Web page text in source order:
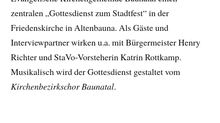
zentralen „Gottesdienst zum Stadtfest“ in der
Friedenskirche in Altenbauna. Als Gäste und
Interviewpartner wirken u.a. mit Bürgermeister Henry
Richter und StaVo-Vorsteherin Katrin Rottkamp.
Musikalisch wird der Gottesdienst gestaltet vom
Kirchenbezirkschor Baunatal.